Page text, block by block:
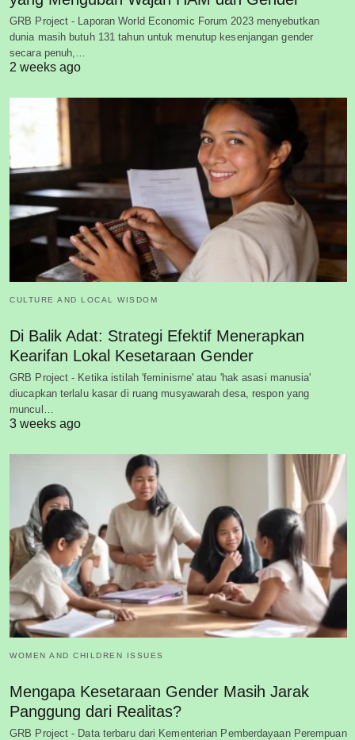
GRB Project - Laporan World Economic Forum 2023 menyebutkan
dunia masih butuh 131 tahun untuk menutup kesenjangan gender
secara penuh,…
2 weeks ago
CULTURE AND LOCAL WISDOM
Di Balik Adat: Strategi Efektif Menerapkan
Kearifan Lokal Kesetaraan Gender
GRB Project - Ketika istilah 'feminisme' atau 'hak asasi manusia'
diucapkan terlalu kasar di ruang musyawarah desa, respon yang
muncul…
3 weeks ago
WOMEN AND CHILDREN ISSUES
Mengapa Kesetaraan Gender Masih Jarak
Panggung dari Realitas?
GRB Project - Data terbaru dari Kementerian Pemberdayaan Perempuan